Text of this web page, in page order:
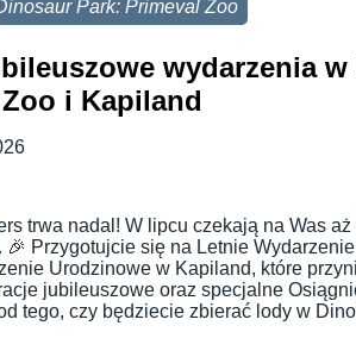
Park: Primeval Zoo
wydarzenia
i Kapiland
trwa nadal! W lipcu czekają na Was
Przygotujcie się na Letnie
Urodzinowe w Kapiland, które
jubileuszowe oraz specjalne
tego, czy będziecie zbierać lody w